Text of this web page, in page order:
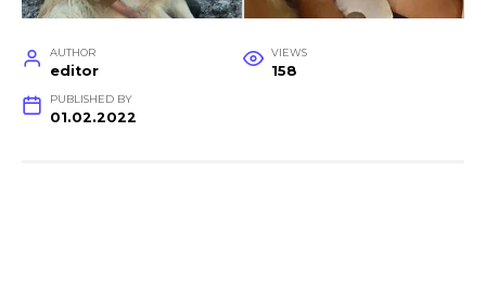
AUTHOR
editor
VIEWS
158
PUBLISHED BY
01.02.2022